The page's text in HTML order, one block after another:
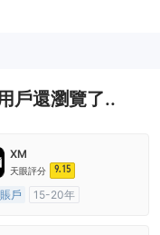
戶還瀏覽了..
XM
天眼評分 9.15
戶
15-20年